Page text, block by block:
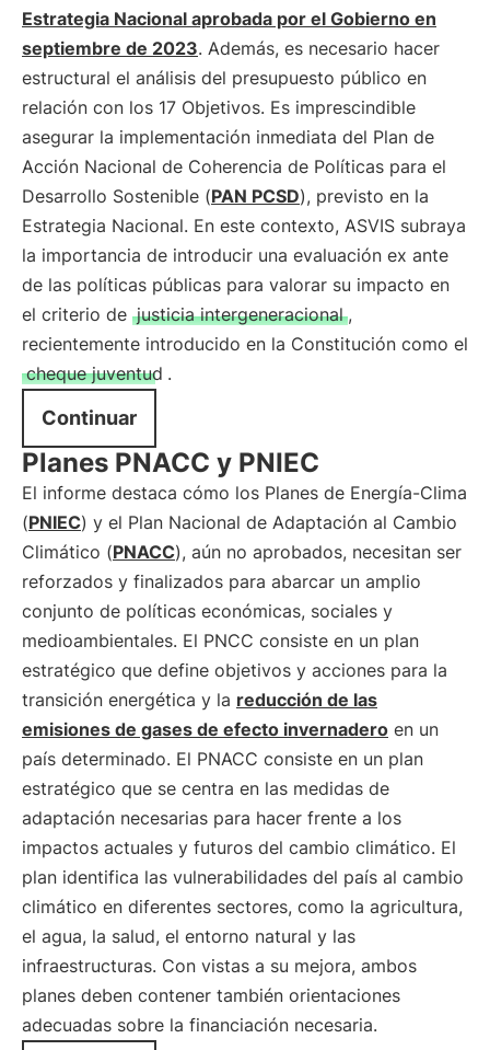
Estrategia Nacional aprobada por el Gobierno en
septiembre de 2023. Además, es necesario hacer
estructural el análisis del presupuesto público en
relación con los 17 Objetivos. Es imprescindible
asegurar la implementación inmediata del Plan de
Acción Nacional de Coherencia de Políticas para el
Desarrollo Sostenible (PAN PCSD), previsto en la
Estrategia Nacional. En este contexto, ASVIS subraya
la importancia de introducir una evaluación ex ante
de las políticas públicas para valorar su impacto en
el criterio de justicia intergeneracional ,
recientemente introducido en la Constitución como el
cheque juventud .
Continuar
Planes PNACC y PNIEC
El informe destaca cómo los Planes de Energía-Clima
(PNIEC) y el Plan Nacional de Adaptación al Cambio
Climático (PNACC), aún no aprobados, necesitan ser
reforzados y finalizados para abarcar un amplio
conjunto de políticas económicas, sociales y
medioambientales. El PNCC consiste en un plan
estratégico que define objetivos y acciones para la
transición energética y la reducción de las
emisiones de gases de efecto invernadero en un
país determinado. El PNACC consiste en un plan
estratégico que se centra en las medidas de
adaptación necesarias para hacer frente a los
impactos actuales y futuros del cambio climático. El
plan identifica las vulnerabilidades del país al cambio
climático en diferentes sectores, como la agricultura,
el agua, la salud, el entorno natural y las
infraestructuras. Con vistas a su mejora, ambos
planes deben contener también orientaciones
adecuadas sobre la financiación necesaria.